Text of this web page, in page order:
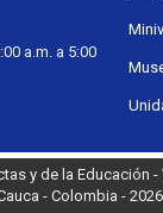
a.m. a 5:00
y de la Educación -
- Colombia - 2026